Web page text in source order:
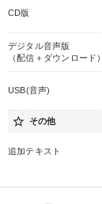
CD版
デジタル音声版
（配信＋ダウンロード）
USB(音声)
star_border その他
追加テキスト